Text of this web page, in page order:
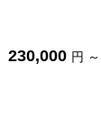
230,000 円 ～